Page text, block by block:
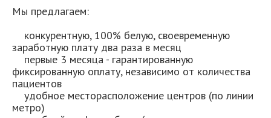
​Мы предлагаем:
конкурентную, 100% белую, своевременную
заработную плату два раза в месяц
первые 3 месяца - гарантированную
фиксированную оплату, независимо от количества
пациентов
удобное месторасположение центров (по линии
метро)